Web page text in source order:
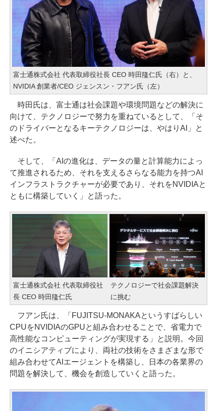
富士通株式会社 代表取締役社長 CEO 時田隆仁氏（右）と、
NVIDIA 創業者/CEO ジェンスン・フアン氏（左）
時田氏は、富士通は社会課題や環境問題などの解決に
向けて、テクノロジーで努力を重ねているとして、「そ
のドライバーとなるキーテクノロジーは、やはりAI」と
述べた。
そして、「AIの進化は、データの量と計算能力によっ
て推進されるため、それを支えるさらなる能力を持つAI
インフラストラクチャーが必要であり、それをNVIDIAと
ともに構築していく」と語った。
富士通株式会社 代表取締役社
長 CEO 時田隆仁氏
テクノロジーで社会課題解決
に挑む
フアン氏は、「FUJITSU-MONAKAというすばらしい
CPUをNVIDIAのGPUと組み合わせることで、省電力で
高性能なコンピューティングが実現する」と説明。今回
のイニシアティブにより、両社の技術をさまざまな形で
組み合わせてAIエージェントを構築し、日本の各業界の
問題を解決して、機会を創造していくと語った。